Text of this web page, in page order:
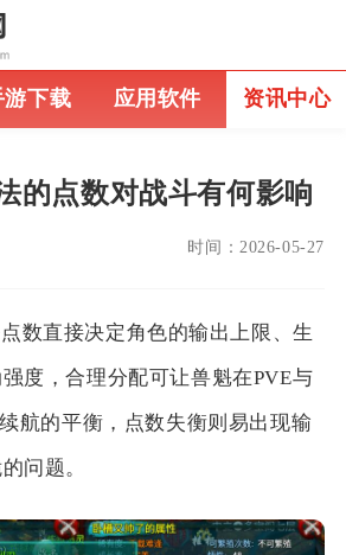
游下载 应用软件 资讯中心
的点数对战斗有何影响
时间： 2026-05-27
数直接决定角色的输出上限、生
度，合理分配可让兽魁在PVE与
航的平衡，点数失衡则易出现输
问题。